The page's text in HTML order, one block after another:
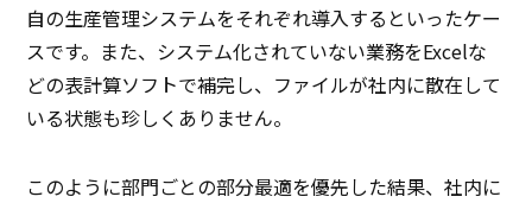
自の生産管理システムをそれぞれ導入するといったケー
スです。また、システム化されていない業務をExcelな
どの表計算ソフトで補完し、ファイルが社内に散在して
いる状態も珍しくありません。
このように部門ごとの部分最適を優先した結果、社内に